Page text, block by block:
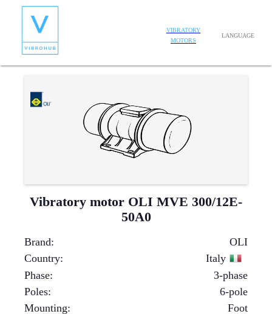
VIBRATORY
MOTORS
LANGUAGE
Vibratory motor OLI MVE 300/12E-
50A0
Brand:
OLI
Country:
Italy
Phase:
3-phase
Poles:
6-pole
Mounting:
Foot